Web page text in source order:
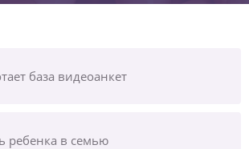
база видеоанкет
ребенка в семью